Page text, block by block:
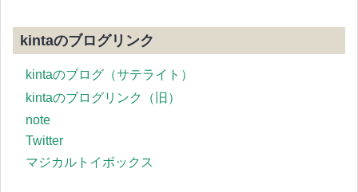
kintaのブログリンク
kintaのブログ（サテライト）
kintaのブログリンク（旧）
note
Twitter
マジカルトイボックス